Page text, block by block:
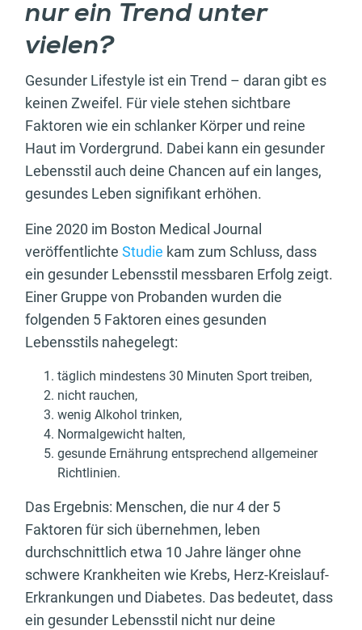
nur ein Trend unter
vielen?
Gesunder Lifestyle ist ein Trend – daran gibt es
keinen Zweifel. Für viele stehen sichtbare
Faktoren wie ein schlanker Körper und reine
Haut im Vordergrund. Dabei kann ein gesunder
Lebensstil auch deine Chancen auf ein langes,
gesundes Leben signifikant erhöhen.
Eine 2020 im Boston Medical Journal
veröffentlichte Studie kam zum Schluss, dass
ein gesunder Lebensstil messbaren Erfolg zeigt.
Einer Gruppe von Probanden wurden die
folgenden 5 Faktoren eines gesunden
Lebensstils nahegelegt:
täglich mindestens 30 Minuten Sport treiben,
nicht rauchen,
wenig Alkohol trinken,
Normalgewicht halten,
gesunde Ernährung entsprechend allgemeiner
Richtlinien.
Das Ergebnis: Menschen, die nur 4 der 5
Faktoren für sich übernehmen, leben
durchschnittlich etwa 10 Jahre länger ohne
schwere Krankheiten wie Krebs, Herz-Kreislauf-
Erkrankungen und Diabetes. Das bedeutet, dass
ein gesunder Lebensstil nicht nur deine